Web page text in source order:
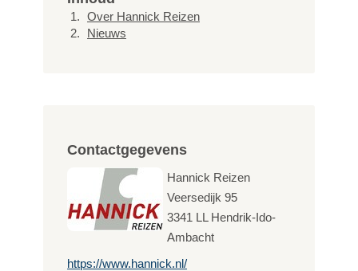
Over Hannick Reizen
Nieuws
Contactgegevens
Hannick Reizen
Veersedijk 95
3341 LL Hendrik-Ido-
Ambacht
https://www.hannick.nl/